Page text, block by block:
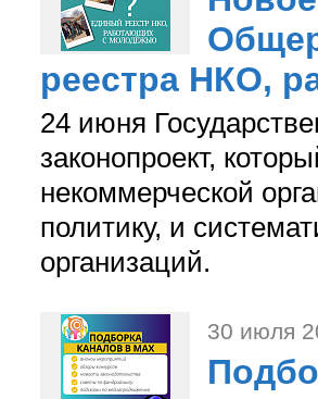
реестра НКО,
24 июня
законопроект,
некоммерческой
политику, и
организаций.
30 июля